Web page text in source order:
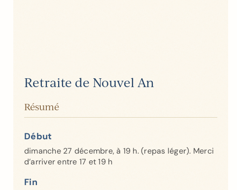
Retraite de Nouvel An
Résumé
Début
dimanche 27 décembre, à 19 h. (repas léger). Merci
d’arriver entre 17 et 19 h
Fin